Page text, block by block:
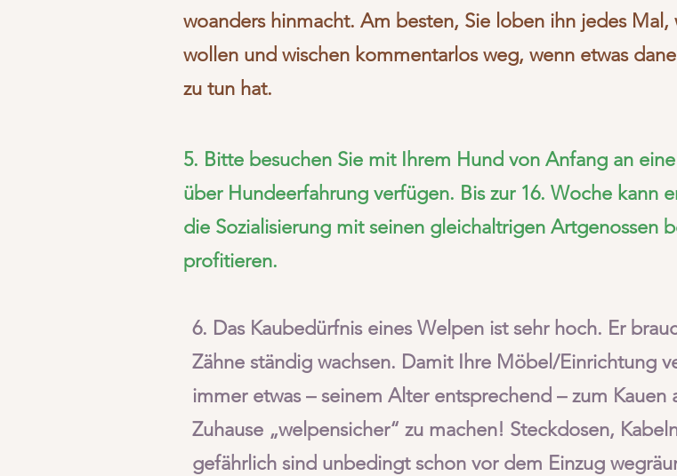
woanders hinmacht. Am besten, Sie loben ihn jedes
wollen und wischen kommentarlos weg, wenn etwas
zu tun hat.
5. Bitte besuchen Sie mit Ihrem Hund von Anfang an
über Hundeerfahrung verfügen. Bis zur 16. Woche kann
die Sozialisierung mit seinen gleichaltrigen Artgenossen
profitieren.
6. Das Kaubedürfnis eines Welpen ist sehr hoch. Er
Zähne ständig wachsen. Damit Ihre Möbel/Einrichtung
immer etwas – seinem Alter entsprechend – zum
Zuhause „welpensicher“ zu machen! Steckdosen,
gefährlich sind unbedingt schon vor dem Einzug